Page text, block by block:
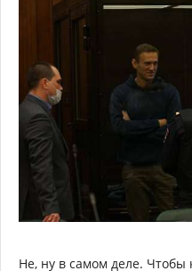
Не, ну в самом деле. Чтобы